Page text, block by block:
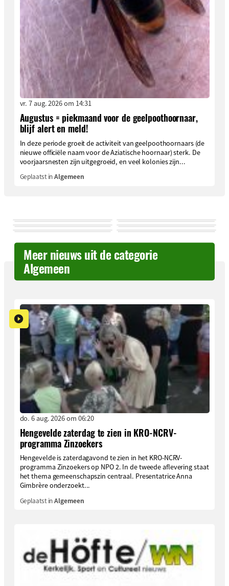
vr. 7 aug. 2026 om 14:31
Augustus = piekmaand voor de geelpoothoornaar,
blijf alert en meld!
In deze periode groeit de activiteit van geelpoothoornaars (de
nieuwe officiële naam voor de Aziatische hoornaar) sterk. De
voorjaarsnesten zijn uitgegroeid, en veel kolonies zijn...
Geplaatst inAlgemeen
Meer nieuws uit de categorie
Algemeen
do. 6 aug. 2026 om 06:20
Hengevelde zaterdag te zien in KRO-NCRV-
programma Zinzoekers
Hengevelde is zaterdagavond te zien in het KRO-NCRV-
programma Zinzoekers op NPO 2. In de tweede aflevering staat
het thema gemeenschapszin centraal. Presentatrice Anna
Gimbrère onderzoekt...
Geplaatst inAlgemeen